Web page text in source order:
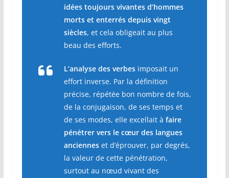
idées toujours vivantes d’hommes
morts et enterrés depuis vingt
siècles, et cela obligeait au plus
beau des efforts.
L’analyse des verbesimposait un
effort inverse. Par la définition
précise, répétée bon nombre de fois,
de la conjugaison, de ses temps et
de ses modes, elle excellait à faire
pénétrer vers le cœur des langues
ancienneset d’éprouver, par degrés,
la valeur de cette pénétration,
surtout au nœud vivant des